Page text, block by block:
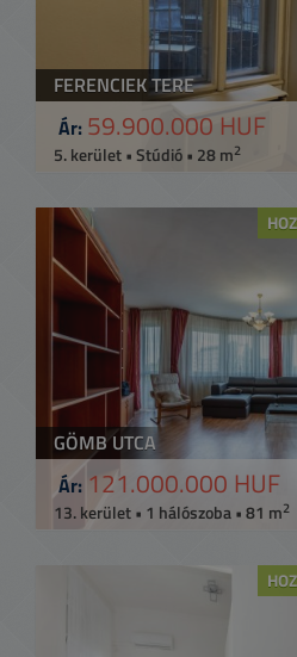
FERENCIEK TERE
Ár: 59.900.000 HUF
5. kerület • Stúdió • 28 m2
GÖMB UTCA
Ár: 121.000.000 HUF
13. kerület • 1 hálószoba • 81 m2